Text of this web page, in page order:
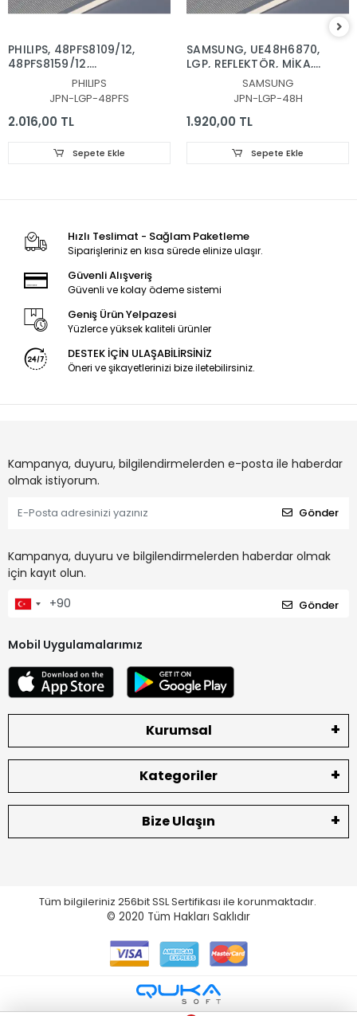
PHILIPS, 48PFS8109/12,
48PFS8159/12,
REFLEKTOR, DİFÜZÖR,
LGP, BACKLIGHT PLEKSİ,
IŞIK YANSITICI TABAKA
PHILIPS
JPN-LGP-48PFS
2.016,00 TL
Sepete Ekle
SAMSUNG, UE48H6870,
LGP, REFLEKTÖR, MİKA,
DİFÜZÖR,VH80-
480SMA-R2, VH80-
480SMB-R2, BN96-
30655A, BN96-30654A,
SAMSUNG
JPN-LGP-48H
1.920,00 TL
Sepete Ekle
Hızlı Teslimat - Sağlam Paketleme
Siparişleriniz en kısa sürede elinize ulaşır.
Güvenli Alışveriş
Güvenli ve kolay ödeme sistemi
Geniş Ürün Yelpazesi
Yüzlerce yüksek kaliteli ürünler
DESTEK İÇİN ULAŞABİLİRSİNİZ
Öneri ve şikayetlerinizi bize iletebilirsiniz.
Kampanya, duyuru, bilgilendirmelerden e-posta ile haberdar
olmak istiyorum.
Gönder
Kampanya, duyuru ve bilgilendirmelerden haberdar olmak
için kayıt olun.
Gönder
Mobil Uygulamalarımız
Kurumsal
Kategoriler
Bize Ulaşın
Tüm bilgileriniz 256bit SSL Sertifikası ile korunmaktadır.
© 2020 Tüm Hakları Saklıdır